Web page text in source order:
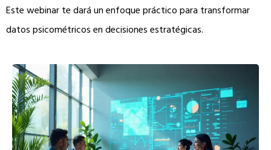
Este webinar te dará un enfoque práctico para transformar
datos psicométricos en decisiones estratégicas.